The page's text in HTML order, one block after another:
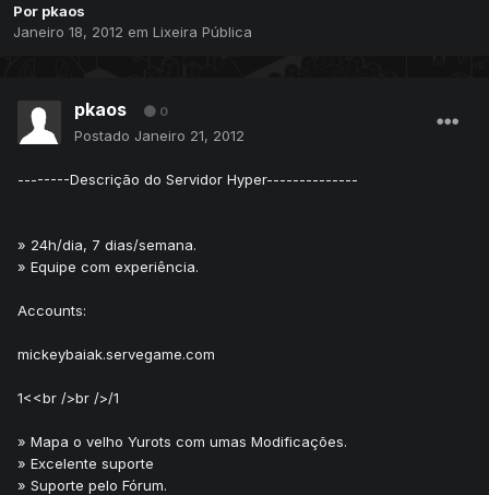
Por pkaos
Janeiro 18, 2012 em Lixeira Pública
pkaos 0
Postado Janeiro 21, 2012
--------Descrição do Servidor Hyper--------------
» 24h/dia, 7 dias/semana.
» Equipe com experiência.
Accounts:
mickeybaiak.servegame.com
1<<br />br />/1
» Mapa o velho Yurots com umas Modificações.
» Excelente suporte
» Suporte pelo Fórum.